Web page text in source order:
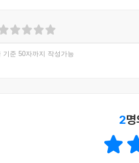
기준 50자까지 작성가능
2